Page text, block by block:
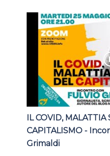
IL COVID, MALATTIA
CAPITALISMO -
Grimaldi